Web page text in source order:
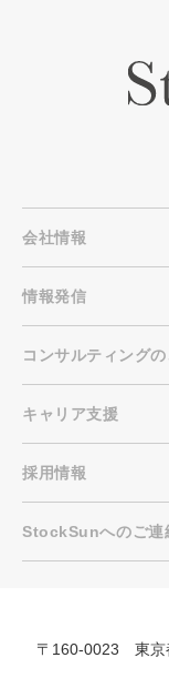
プロに無料相談をする
会社情報
情報発信
コンサルティング
キャリア支援
採用情報
StockSunへのご連
〒160-0023 東京